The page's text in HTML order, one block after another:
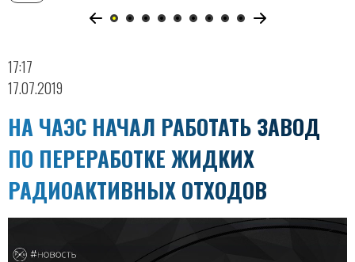
17:17
17.07.2019
НА ЧАЭС НАЧАЛ РАБОТАТЬ ЗАВОД
ПО ПЕРЕРАБОТКЕ ЖИДКИХ
РАДИОАКТИВНЫХ ОТХОДОВ